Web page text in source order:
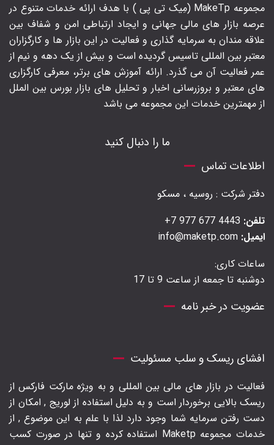
مجموعه MakeTp (مِیک تی پی ) با هدف ارائه خدمات متنوع در
عرصه بازار های مالی جهانی و ایجاد ارتباطی امن و شفاف بین
علاقه مندان به سرمایه گذاری و فعالیت در این بازار ها و کارگزاران
معتبر بین المللی تاسیس گردیده است و بیش از یک دهه و نیم از
عمر فعالیت آن می گذرد. ارائه آموزش های برتر‍، معرفی کارگزاری
های معتبر و بروزرسانی اخبار و تحلیل های بازار بورس بین الملل
از مهمترین خدمات این مجموعه می باشد
ما را دنبال کنید
اطلاعات تماس
دفتر شرکت : روسیه ، مسکو
تلفن:
ایمیل:
ساعات کاری:
دوشنبه تا جمعه از ساعت 9 تا 17
عضویت در خبر نامه
افشای ریسک و سلب مسئولیت
فعالیت در بازار های مالی بین المللی و به ویژه مارکت فارکس از
ریسک بالایی برخوردار است و به دلیل استفاده از لوریج , امکان از
دست رفتن سرمایه شما وجود دارد لذا با علم به این موضوع , از
خدمات مجموعه Maketp استفاده کرده و تنها در صورت کسب